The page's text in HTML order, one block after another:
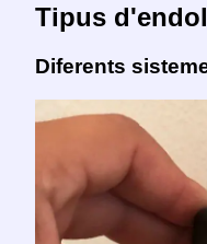
Tipus
Diferents